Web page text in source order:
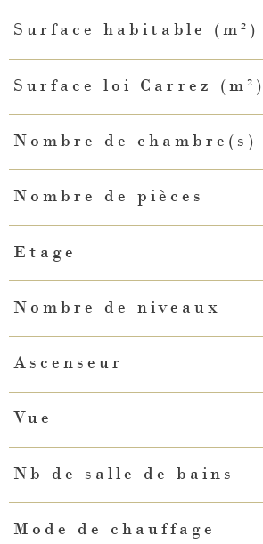
Surface habitable (m²)
Surface loi Carrez (m²)
Nombre de chambre(s)
Nombre de pièces
Etage
Nombre de niveaux
Ascenseur
Vue
Nb de salle de bains
Mode de chauffage